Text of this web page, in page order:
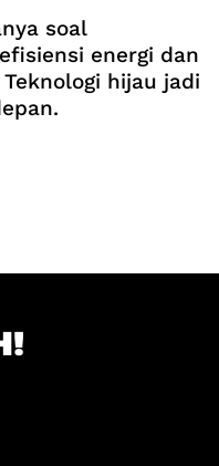
soal
energi dan
hijau jadi